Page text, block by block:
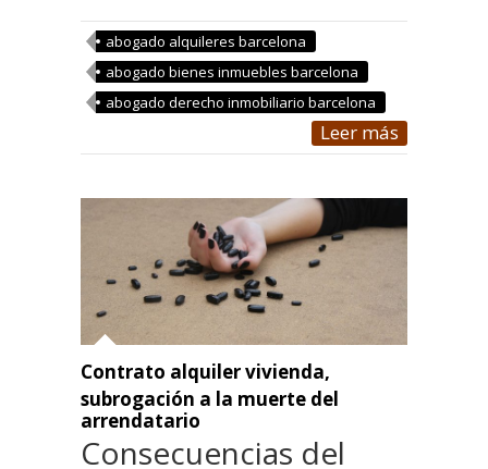
abogado alquileres barcelona
abogado bienes inmuebles barcelona
abogado derecho inmobiliario barcelona
Leer más
Contrato alquiler vivienda,
subrogación a la muerte del
arrendatario
Consecuencias del